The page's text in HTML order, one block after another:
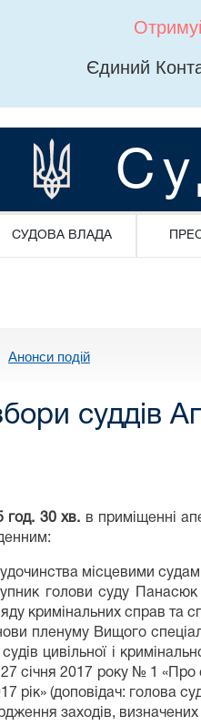
Єдиний
СУДОВА ВЛАДА
Анонси подій
суддів
год. 30 хв. в приміщенні
місцевими
голови суду
кримінальних справ та
пленуму Вищого
цивільної і
27 січня 2017 року № 1
рік» (доповідач: голова
заходів,